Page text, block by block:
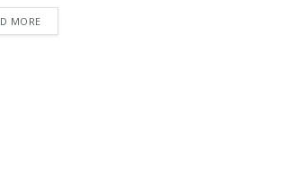
MORE